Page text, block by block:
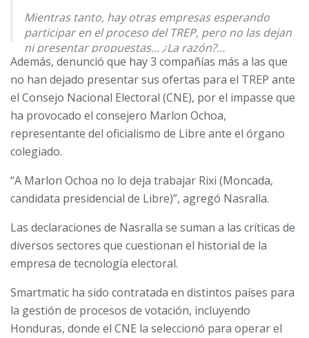
Mientras tanto, hay otras empresas esperando
participar en el proceso del TREP, pero no las dejan
ni presentar propuestas… ¿La razón?…
pic.twitter.com/f9JyxDpHIi
— Salvador Nasralla (@SalvaPresidente)
Además, denunció que hay 3 compañías más a las que
no han dejado presentar sus ofertas para el TREP ante
el Consejo Nacional Electoral (CNE), por el impasse que
ha provocado el consejero Marlon Ochoa,
representante del oficialismo de Libre ante el órgano
colegiado.
“A Marlon Ochoa no lo deja trabajar Rixi (Moncada,
candidata presidencial de Libre)”, agregó Nasralla.
Las declaraciones de Nasralla se suman a las críticas de
diversos sectores que cuestionan el historial de la
empresa de tecnología electoral.
Smartmatic ha sido contratada en distintos países para
la gestión de procesos de votación, incluyendo
Honduras, donde el CNE la seleccionó para operar el